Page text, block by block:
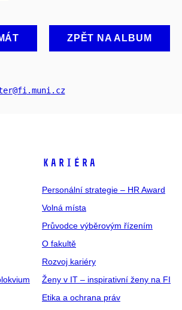
ZPĚT NA ALBUM
@fi .muni .cz
KARIÉRA
Personální strategie – HR Award
Volná místa
Průvodce výběrovým řízením
O fakultě
Rozvoj kariéry
Ženy v IT – inspirativní ženy na FI
Etika a ochrana práv